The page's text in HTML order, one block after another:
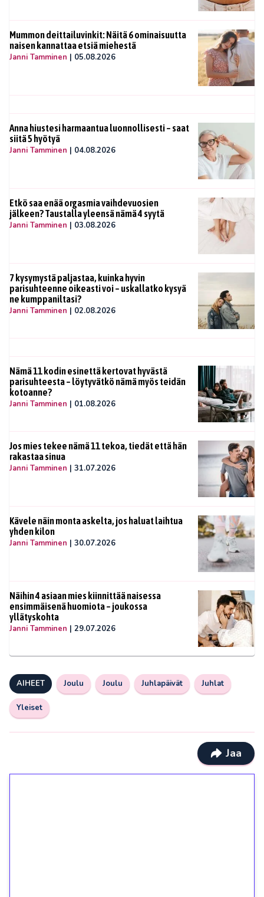
Mummon deittailuvinkit: Näitä 6 ominaisuutta
naisen kannattaa etsiä miehestä
Janni Tamminen | 05.08.2026
Anna hiustesi harmaantua luonnollisesti – saat
siitä 5 hyötyä
Janni Tamminen | 04.08.2026
Etkö saa enää orgasmia vaihdevuosien
jälkeen? Taustalla yleensä nämä 4 syytä
Janni Tamminen | 03.08.2026
7 kysymystä paljastaa, kuinka hyvin
parisuhteenne oikeasti voi – uskallatko kysyä
ne kumppaniltasi?
Janni Tamminen | 02.08.2026
Nämä 11 kodin esinettä kertovat hyvästä
parisuhteesta – löytyvätkö nämä myös teidän
kotoanne?
Janni Tamminen | 01.08.2026
Jos mies tekee nämä 11 tekoa, tiedät että hän
rakastaa sinua
Janni Tamminen | 31.07.2026
Kävele näin monta askelta, jos haluat laihtua
yhden kilon
Janni Tamminen | 30.07.2026
Näihin 4 asiaan mies kiinnittää naisessa
ensimmäisenä huomiota – joukossa
yllätyskohta
Janni Tamminen | 29.07.2026
AIHEET Joulu Joulu Juhlapäivät Juhlat
Yleiset
Jaa